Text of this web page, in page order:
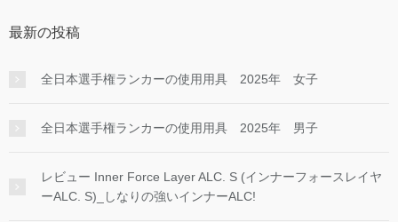
最新の投稿
全日本選手権ランカーの使用用具 2025年 女子
全日本選手権ランカーの使用用具 2025年 男子
レビュー Inner Force Layer ALC. S (インナーフォースレイヤ
ーALC. S)_しなりの強いインナーALC!